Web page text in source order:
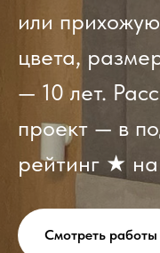
или
цвета,
— 10 лет.
проект — в
рейтинг ★
Смотреть работы